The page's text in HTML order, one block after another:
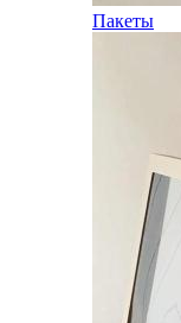
Пакеты